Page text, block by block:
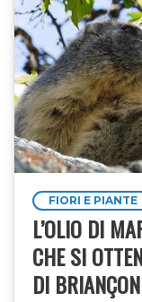
FIORI E PIANTE
L’OLIO DI
CHE SI
DI BRIANÇON